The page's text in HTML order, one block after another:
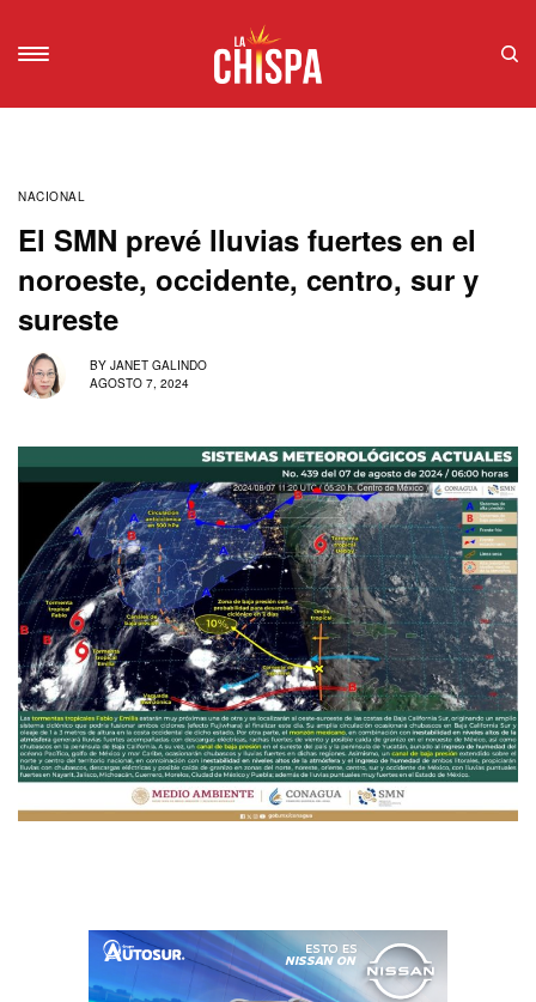
NACIONAL
El SMN prevé lluvias fuertes en el
noroeste, occidente, centro, sur y
sureste
BY JANET GALINDO
AGOSTO 7, 2024